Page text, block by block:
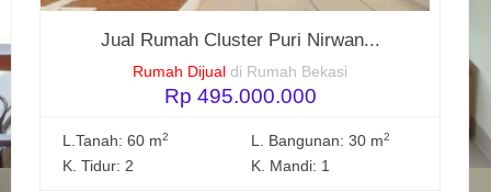
Jual Rumah Cluster Puri Nirwan...
Rumah Dijual di Rumah Bekasi
Rp 495.000.000
L.Tanah: 60 m2 L. Bangunan: 30 m2
K. Tidur: 2 K. Mandi: 1